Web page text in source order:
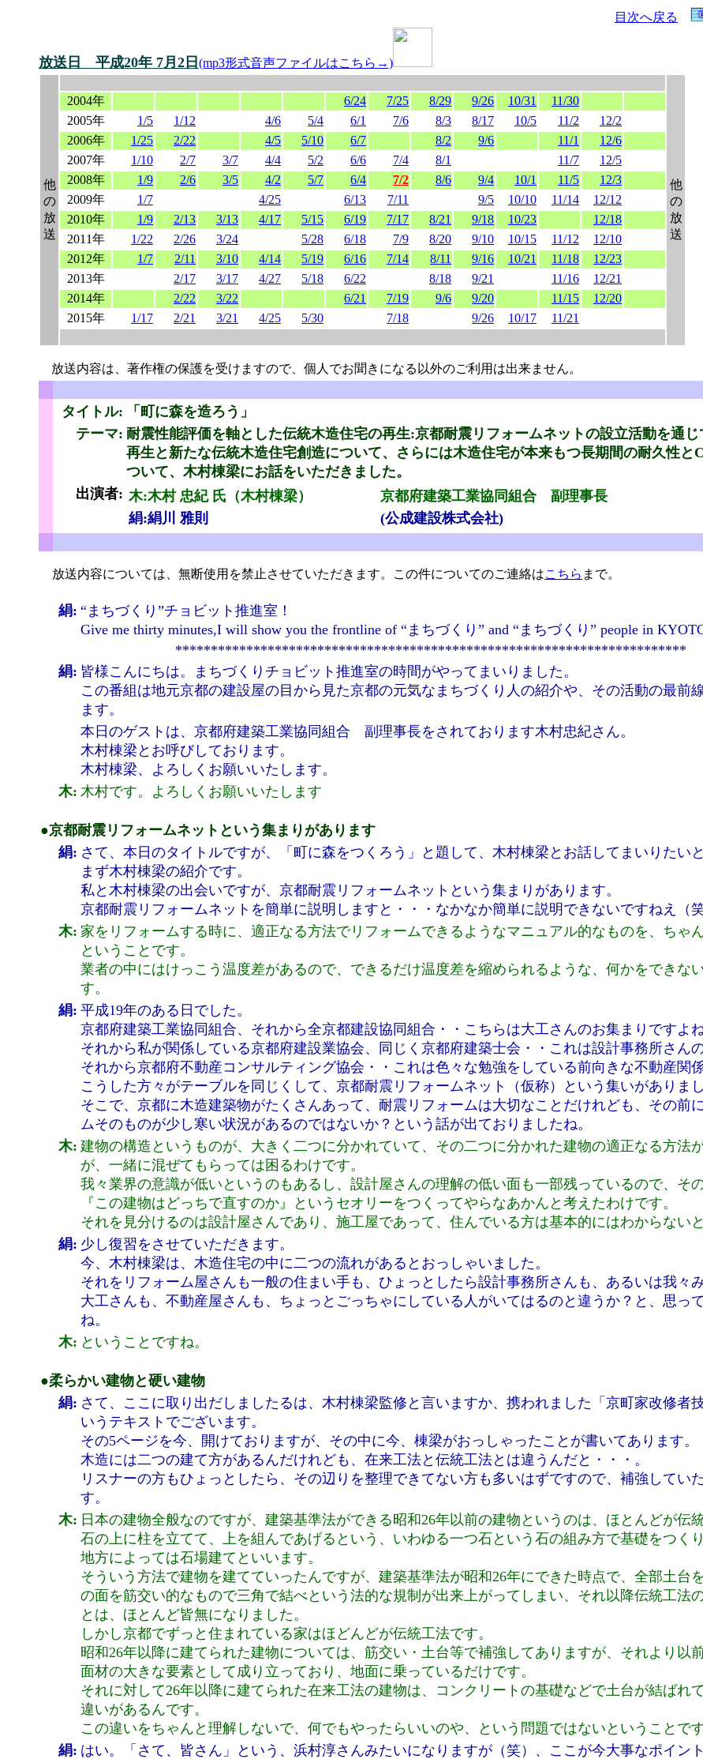
目次へ戻る
放送日 平成20年 7月2日 (mp3形式音声ファイルはこちら→)
他
の
放
送
他
の
放
送
2004年 6/24 7/25 8/29 9/26 10/31
11/30
2005年
1/5 1/12 4/6 5/4 6/1 7/6 8/3 8/17 10/5 11/2
12/2
2006年
1/25 2/22 4/5 5/10 6/7 8/2 9/6 11/1
12/6
2007年
1/10 2/7 3/7 4/4 5/2 6/6 7/4 8/1 11/7
12/5
2008年
1/9 2/6 3/5 4/2 5/7 6/4 7/2 8/6 9/4 10/1 11/5
12/3
2009年
1/7 4/25 6/13 7/11 9/5 10/10 11/14
12/12
2010年
1/9 2/13 3/13 4/17 5/15 6/19 7/17 8/21 9/18 10/23
12/18
2011年
1/22 2/26 3/24 5/28 6/18 7/9 8/20 9/10 10/15 11/12
12/10
2012年
1/7 2/11 3/10 4/14 5/19 6/16 7/14 8/11 9/16 10/21 11/18
12/23
2013年
2/17 3/17 4/27 5/18 6/22 8/18 9/21 11/16
12/21
2014年
2/22 3/22 6/21 7/19 9/6 9/20 11/15
12/20
2015年
1/17 2/21 3/21 4/25 5/30 7/18 9/26 10/17 11/21
放送内容は、著作権の保護を受けますので、個人でお聞きになる以外のご利用は出来ません。
タイトル: 「 町に森を造ろう」
テーマ: 耐震性能評価を軸とした伝統木造住宅の再生:京都耐震リフォームネットの設立活動を通
再生と新たな伝統木造住宅創造について、さらには木造住宅が本来もつ長期間の耐久性と
ついて、木村棟梁にお話をいただきました。
出演者: 木:木村 忠紀 氏（木村棟梁）
京都府建築工業協同組合 副理事長
絹:絹川 雅則
(公成建設株式会社)
放送内容については、無断使用を禁止させていただきます。この件についてのご連絡はこちら まで。
絹: “まちづくり”チョビット推進室！
Give me thirty minutes,I will show you the frontline of “まちづくり” and “まちづくり” people in
************************************************************************
絹: 皆様こんにちは。まちづくりチョビット推進室の時間がやってまいりました。
この番組は地元京都の建設屋の目から見た京都の元気なまちづくり人の紹介や、その活動の最前
ます。
本日のゲストは、京都府建築工業協同組合 副理事長をされております木村忠紀さん。
木村棟梁とお呼びしております。
木村棟梁、よろしくお願いいたします。
木: 木村です。よろしくお願いいたします
●京都耐震リフォームネットという集まりがあります
絹: さて、本日のタイトルですが、「町に森をつくろう」と題して、木村棟梁とお話してまいりたいと
まず木村棟梁の紹介です。
私と木村棟梁の出会いですが、京都耐震リフォームネットという集まりがあります。
京都耐震リフォームネットを簡単に説明しますと・・・なかなか簡単に説明できないですねえ（笑
木: 家をリフォームする時に、適正なる方法でリフォームできるようなマニュアル的なものを、ちゃ
ということです。
業者の中にはけっこう温度差があるので、できるだけ温度差を縮められるような、何かをできな
す。
絹: 平成19年のある日でした。
京都府建築工業協同組合、それから全京都建設協同組合・・こちらは大工さんのお集まりですよね
それから私が関係している京都府建設業協会、同じく京都府建築士会・・これは設計事務所さんの
それから京都府不動産コンサルティング協会・・これは色々な勉強をしている前向きな不動産関
こうした方々がテーブルを同じくして、京都耐震リフォームネット（仮称）という集いがありまし
そこで、京都に木造建築物がたくさんあって、耐震リフォームは大切なことだけれども、その前
ムそのものが少し寒い状況があるのではないか？という話が出ておりましたね。
木: 建物の構造というものが、大きく二つに分かれていて、その二つに分かれた建物の適正なる方法
が、一緒に混ぜてもらっては困るわけです。
我々業界の意識が低いというのもあるし、設計屋さんの理解の低い面も一部残っているので、そ
『この建物はどっちで直すのか』というセオリーをつくってやらなあかんと考えたわけです。
それを見分けるのは設計屋さんであり、施工屋であって、住んでいる方は基本的にはわからないと
絹: 少し復習をさせていただきます。
今、木村棟梁は、木造住宅の中に二つの流れがあるとおっしゃいました。
それをリフォーム屋さんも一般の住まい手も、ひょっとしたら設計事務所さんも、あるいは我々
大工さんも、不動産屋さんも、ちょっとごっちゃにしている人がいてはるのと違うか？と、思っ
ね。
木: ということですね。
●柔らかい建物と硬い建物
絹: さて、ここに取り出だしましたるは、木村棟梁監修と言いますか、携われました「京町家改修者
いうテキストでございます。
その5ページを今、開けておりますが、その中に今、棟梁がおっしゃったことが書いてあります。
木造には二つの建て方があるんだけれども、在来工法と伝統工法とは違うんだと・・・。
リスナーの方もひょっとしたら、その辺りを整理できてない方も多いはずですので、補強してい
す。
木: 日本の建物全般なのですが、建築基準法ができる昭和26年以前の建物というのは、ほとんどが伝
石の上に柱を立てて、上を組んであげるという、いわゆる一つ石という石の組み方で基礎をつくり
地方によっては石場建てといいます。
そういう方法で建物を建てていったんですが、建築基準法が昭和26年にできた時点で、全部土台
の面を筋交い的なもので三角で結べという法的な規制が出来上がってしまい、それ以降伝統工法
とは、ほとんど皆無になりました。
しかし京都でずっと住まれている家はほどんどが伝統工法です。
昭和26年以降に建てられた建物については、筋交い・土台等で補強してありますが、それより以
面材の大きな要素として成り立っており、地面に乗っているだけです。
それに対して26年以降に建てられた在来工法の建物は、コンクリートの基礎などで土台が結ばれ
違いがあるんです。
この違いをちゃんと理解しないで、何でもやったらいいのや、という問題ではないということです
絹: はい。「さて、皆さん」という、浜村淳さんみたいになりますが（笑）、ここが今大事なポイント